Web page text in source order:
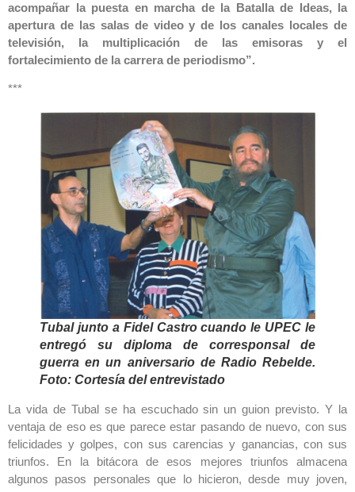
acompañar la puesta en marcha de la Batalla de Ideas, la
apertura de las salas de video y de los canales locales de
televisión, la multiplicación de las emisoras y el
fortalecimiento de la carrera de periodismo”.
***
Tubal junto a Fidel Castro cuando le UPEC le
entregó su diploma de corresponsal de
guerra en un aniversario de Radio Rebelde.
Foto: Cortesía del entrevistado
La vida de Tubal se ha escuchado sin un guion previsto. Y la
ventaja de eso es que parece estar pasando de nuevo, con sus
felicidades y golpes, con sus carencias y ganancias, con sus
triunfos. En la bitácora de esos mejores triunfos almacena
algunos pasos personales que lo hicieron, desde muy joven,